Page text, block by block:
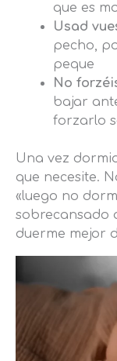
que es
Usad
pecho,
peque
No
bajar
forzarlo
Una vez
que necesite.
«luego no
sobrecansado
duerme mejor